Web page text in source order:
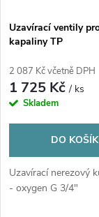
Uzavírací ventily
kapaliny TP
2 087 Kč včetně DPH
1 725 Kč/ ks
Skladem
DO
Uzavírací nerezový
- oxygen G 3/4"